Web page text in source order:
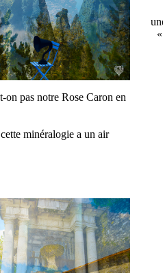
on pas notre Rose Caron en
minéralogie a un air